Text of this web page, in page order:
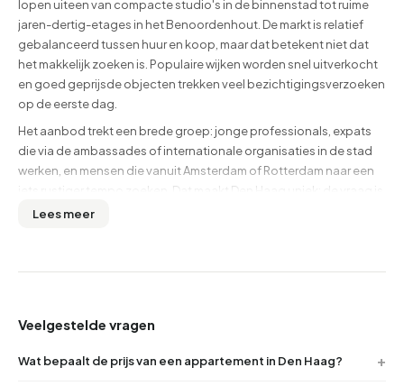
lopen uiteen van compacte studio's in de binnenstad tot ruime
jaren-dertig-etages in het Benoordenhout. De markt is relatief
gebalanceerd tussen huur en koop, maar dat betekent niet dat
het makkelijk zoeken is. Populaire wijken worden snel uitverkocht
en goed geprijsde objecten trekken veel bezichtigingsverzoeken
op de eerste dag.
Het aanbod trekt een brede groep: jonge professionals, expats
die via de ambassades of internationale organisaties in de stad
werken, en mensen die vanuit Amsterdam of Rotterdam naar een
iets rustiger tempo zoeken. Dat maakt Den Haag uniek: de vraag is
divers, en daarmee ook de concurrentie. Bekijk het actuele
Wil je verder oriënteren op de stad? Bekijk dan ookalle
Wat bepaalt de prijs van een appartement in Den
Haag?
Lees meer
Veelgestelde vragen
Wat bepaalt de prijs van een appartement in Den Haag?